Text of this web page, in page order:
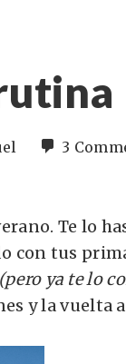
3
Te lo
con tus
(pero ya te lo
y la vuelta